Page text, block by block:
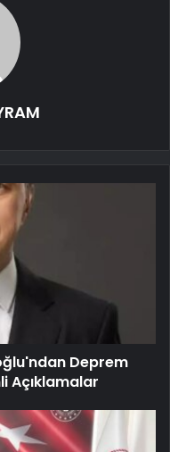
Deprem
Açıklamalar